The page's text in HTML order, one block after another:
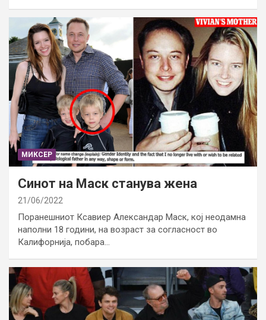
МИКСЕР
Синот на Маск станува жена
21/06/2022
Поранешниот Ксавиер Александар Маск, кој неодамна
наполни 18 години, на возраст за согласност во
Калифорнија, побара…